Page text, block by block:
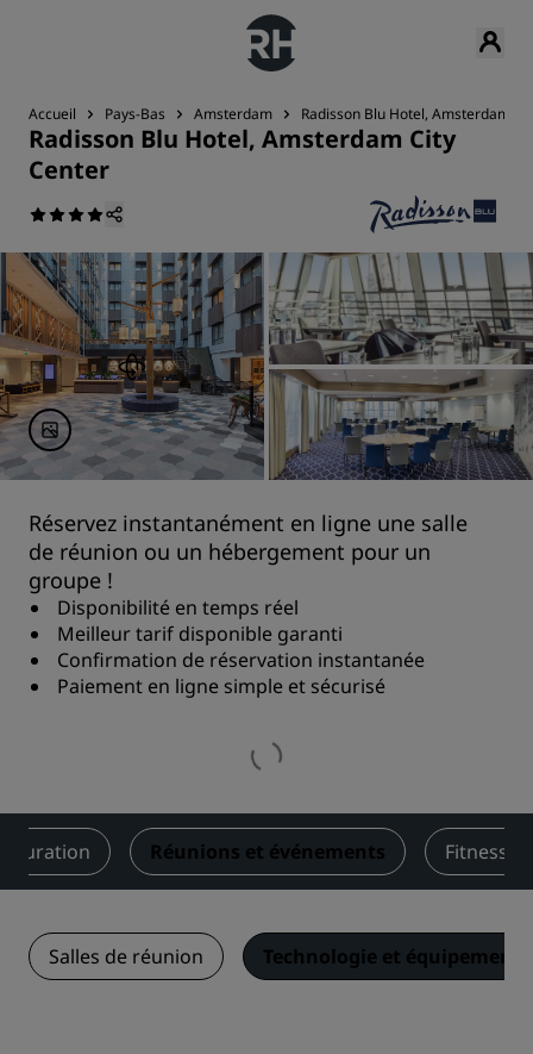
Accueil Pays-Bas Amsterdam Radisson Blu Hotel, Amsterdam
Radisson Blu Hotel, Amsterdam City
Center
Réservez instantanément en ligne une salle
de réunion ou un hébergement pour un
groupe !
Disponibilité en temps réel
Meilleur tarif disponible garanti
Confirmation de réservation instantanée
Paiement en ligne simple et sécurisé
Réunions et événements Fitness
Salles de réunion Technologie et équipements